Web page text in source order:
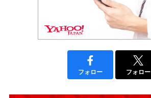
フォロー フォロー